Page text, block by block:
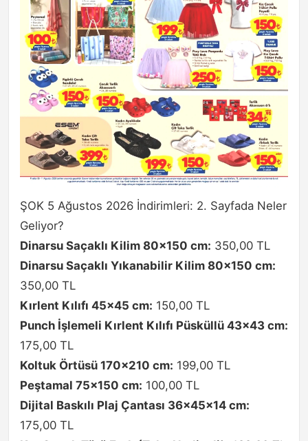
ŞOK 5 Ağustos 2026 İndirimleri: 2. Sayfada Neler
Geliyor?
Dinarsu Saçaklı Kilim 80×150 cm: 350,00 TL
Dinarsu Saçaklı Yıkanabilir Kilim 80×150 cm:
350,00 TL
Kırlent Kılıfı 45×45 cm: 150,00 TL
Punch İşlemeli Kırlent Kılıfı Püsküllü 43×43 cm:
175,00 TL
Koltuk Örtüsü 170×210 cm: 199,00 TL
Peştamal 75×150 cm: 100,00 TL
Dijital Baskılı Plaj Çantası 36x45x14 cm:
175,00 TL